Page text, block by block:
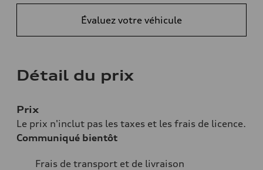
Évaluez votre véhicule
Détail du prix
Prix
Le prix n'inclut pas les taxes et les frais de licence.
Communiqué bientôt
Frais de transport et de livraison